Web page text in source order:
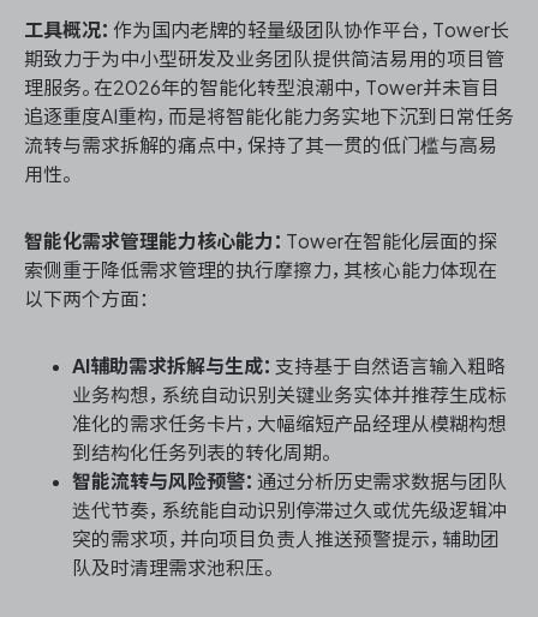
工具概况： 作为国内老牌的轻量级团队协作平台，Tower长
期致力于为中小型研发及业务团队提供简洁易用的项目管
理服务。在2026年的智能化转型浪潮中，Tower并未盲目
追逐重度AI重构，而是将智能化能力务实地下沉到日常任务
流转与需求拆解的痛点中，保持了其一贯的低门槛与高易
用性。
智能化需求管理能力核心能力： Tower在智能化层面的探
索侧重于降低需求管理的执行摩擦力，其核心能力体现在
以下两个方面：
AI辅助需求拆解与生成： 支持基于自然语言输入粗略
业务构想，系统自动识别关键业务实体并推荐生成标
准化的需求任务卡片，大幅缩短产品经理从模糊构想
到结构化任务列表的转化周期。
智能流转与风险预警： 通过分析历史需求数据与团队
迭代节奏，系统能自动识别停滞过久或优先级逻辑冲
突的需求项，并向项目负责人推送预警提示，辅助团
队及时清理需求池积压。